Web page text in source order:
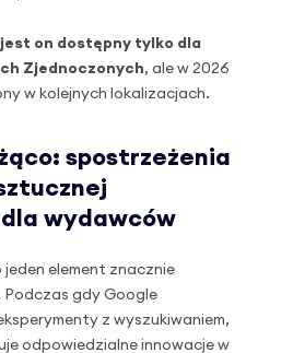
on dostępny tylko dla
Zjednoczonych, ale w 2026
w kolejnych lokalizacjach.
spostrzeżenia
wydawców
element znacznie
Podczas gdy Google
z wyszukiwaniem,
odpowiedzialne innowacje w